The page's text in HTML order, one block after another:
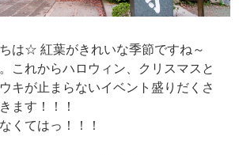
は☆ 紅葉がきれいな季節ですね～
これからハロウィン、クリスマスと
キが止まらないイベント盛りだくさ
ます！！！
くてはっ！！！